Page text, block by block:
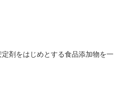
剤をはじめとする食品添加物を一